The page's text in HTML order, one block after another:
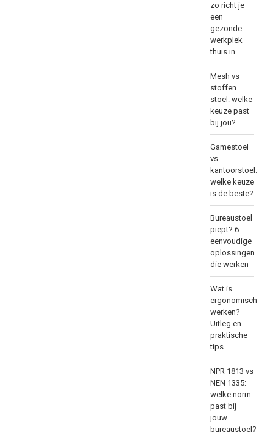
zo richt je
een
gezonde
werkplek
thuis in
Mesh vs
stoffen
stoel: welke
keuze past
bij jou?
Gamestoel
vs
kantoorstoel:
welke keuze
is de beste?
Bureaustoel
piept? 6
eenvoudige
oplossingen
die werken
Wat is
ergonomisch
werken?
Uitleg en
praktische
tips
NPR 1813 vs
NEN 1335:
welke norm
past bij
jouw
bureaustoel?